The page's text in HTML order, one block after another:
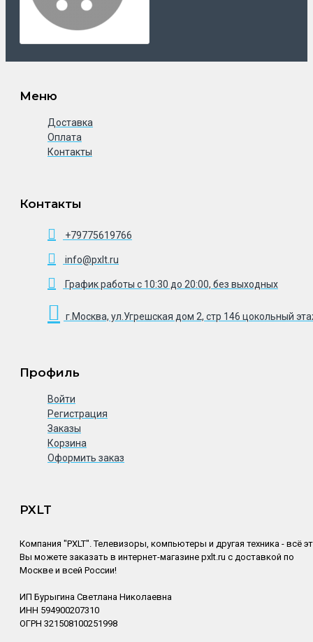
Меню
Доставка
Оплата
Контакты
Контакты
+79775619766
info@pxlt.ru
График работы с 10:30 до 20:00, без выходных
г.Москва, ул.Угрешская дом 2, стр 146 цокольный
Профиль
Войти
Регистрация
Заказы
Корзина
Оформить заказ
PXLT
Компания "PXLT". Телевизоры, компьютеры и другая техника - всё
Вы можете заказать в интернет-магазине pxlt.ru с доставкой по
Москве и всей России!
ИП Бурыгина Светлана Николаевна
ИНН 594900207310
ОГРН 321508100251998